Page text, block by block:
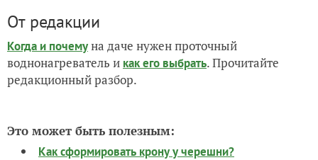
От редакции
Когда и почемуна даче нужен проточный
воднонагреватель и как его выбрать. Прочитайте
редакционный разбор.
Это может быть полезным:
Как сформировать крону у черешни?